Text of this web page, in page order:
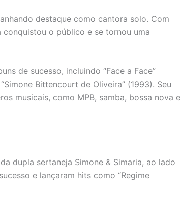
destaque como cantora solo. Com
o público e se tornou uma
de sucesso, incluindo “Face a Face”
Bittencourt de Oliveira” (1993). Seu
musicais, como MPB, samba, bossa nova e
dupla sertaneja Simone & Simaria, ao lado
e lançaram hits como “Regime